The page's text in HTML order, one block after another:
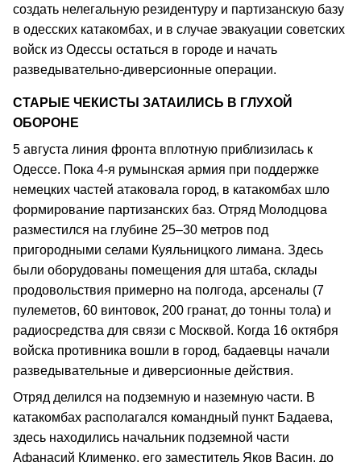
создать нелегальную резидентуру и партизанскую базу
в одесских катакомбах, и в случае эвакуации советских
войск из Одессы остаться в городе и начать
разведывательно-диверсионные операции.
СТАРЫЕ ЧЕКИСТЫ ЗАТАИЛИСЬ В ГЛУХОЙ
ОБОРОНЕ
5 августа линия фронта вплотную приблизилась к
Одессе. Пока 4-я румынская армия при поддержке
немецких частей атаковала город, в катакомбах шло
формирование партизанских баз. Отряд Молодцова
разместился на глубине 25–30 метров под
пригородными селами Куяльницкого лимана. Здесь
были оборудованы помещения для штаба, склады
продовольствия примерно на полгода, арсеналы (7
пулеметов, 60 винтовок, 200 гранат, до тонны тола) и
радиосредства для связи с Москвой. Когда 16 октября
войска противника вошли в город, бадаевцы начали
разведывательные и диверсионные действия.
Отряд делился на подземную и наземную части. В
катакомбах располагался командный пункт Бадаева,
здесь находились начальник подземной части
Афанасий Клименко, его заместитель Яков Васин, до